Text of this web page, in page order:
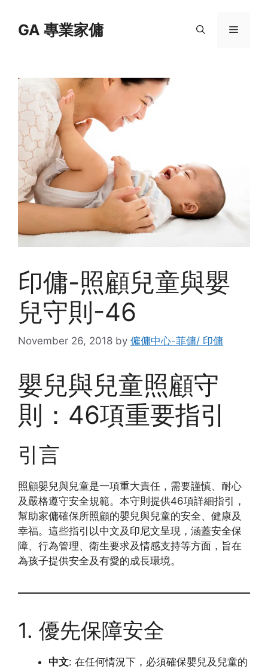
contentGA 專業家傭 Menu
印傭-照顧兒童與嬰
兒守則-46
November 26, 2018 by 僱傭中心-菲傭/ 印傭
嬰兒與兒童照顧守
則：46項重要指引
引言
照顧嬰兒與兒童是一項重大責任，需要謹慎、耐心
及嚴格遵守安全規範。本守則提供46項詳細指引，
幫助家傭確保所照顧的嬰兒與兒童的安全、健康及
幸福。這些指引以中文及印尼文呈現，涵蓋安全保
障、行為管理、衛生要求及情感支持等方面，旨在
為孩子提供安全及有愛的成長環境。
1. 優先保障安全
中文: 在任何情況下，必須確保嬰兒及兒童的